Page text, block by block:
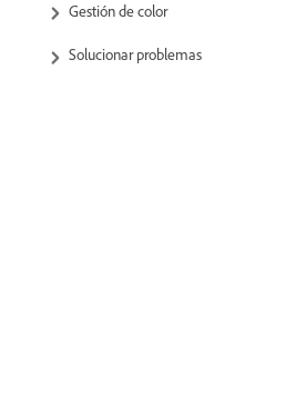
Gestión de color
Solucionar problemas